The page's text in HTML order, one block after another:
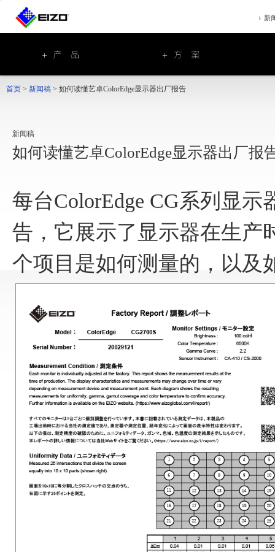
新
首页 > 新闻稿 > 如何读懂艺卓ColorEdge显示器出厂报告
新闻稿
如何读懂艺卓ColorEdge显示器出厂报
每台ColorEdge CG系列显
告，它展示了显示器在生产
个项目是如何测量的，以及